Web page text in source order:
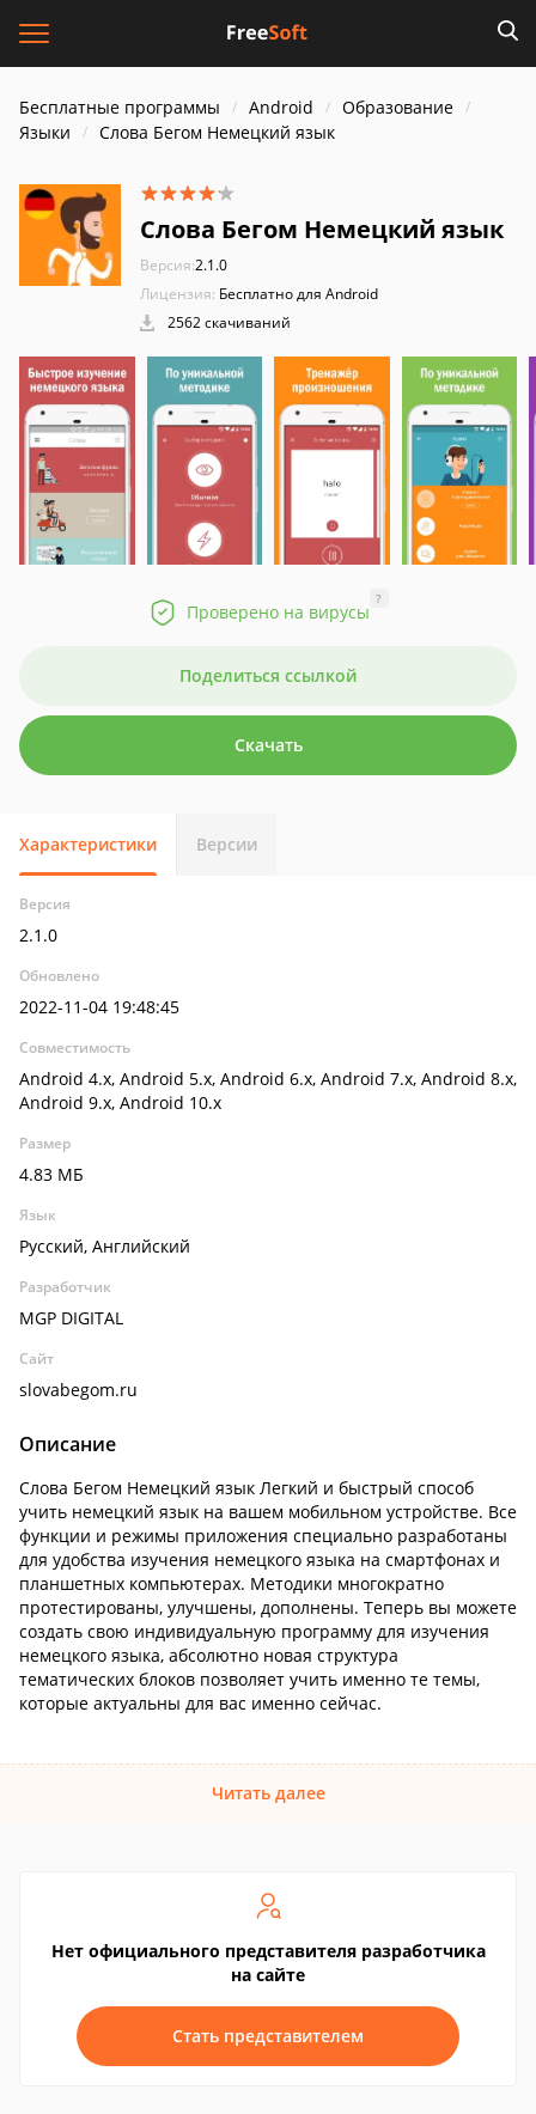
Бесплатные программы Android
Образование
Языки
Слова Бегом Немецкий язык
Слова Бегом Немецкий язык
Версия:2.1.0
Лицензия: Бесплатно для Android
2562 скачиваний
Проверено на вирусы
?
Поделиться ссылкой
Скачать
Характеристики Версии
Версия
2.1.0
Обновлено
2022-11-04 19:48:45
Совместимость
Android 4.x, Android 5.x, Android 6.x, Android 7.x, Android 8.x,
Android 9.x, Android 10.x
Размер
4.83 МБ
Язык
Русский, Английский
Разработчик
MGP DIGITAL
Сайт
slovabegom.ru
Описание
Слова Бегом Немецкий язык Легкий и быстрый способ
учить немецкий язык на вашем мобильном устройстве. Все
функции и режимы приложения специально разработаны
для удобства изучения немецкого языка на смартфонах и
планшетных компьютерах. Методики многократно
протестированы, улучшены, дополнены. Теперь вы можете
создать свою индивидуальную программу для изучения
немецкого языка, абсолютно новая структура
тематических блоков позволяет учить именно те темы,
которые актуальны для вас именно сейчас.
Читать далее
Нет официального представителя разработчика
на сайте
Стать представителем